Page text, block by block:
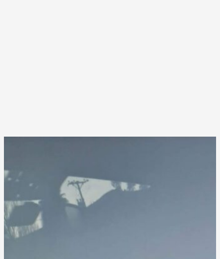
«DESTACADOS POR USAR
UN ENFOQUE ECO-RESPONSABLE,
IMPLEMENTANDO PRÁCTICAS
SOSTENIBLES EN TODAS SUS
OPERACIONES AÉREAS.»